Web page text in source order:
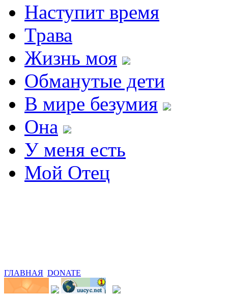
Наступит время
Трава
Жизнь моя
Обманутые дети
В мире безумия
Она
У меня есть
Мой Отец
ГЛАВНАЯ DONATE